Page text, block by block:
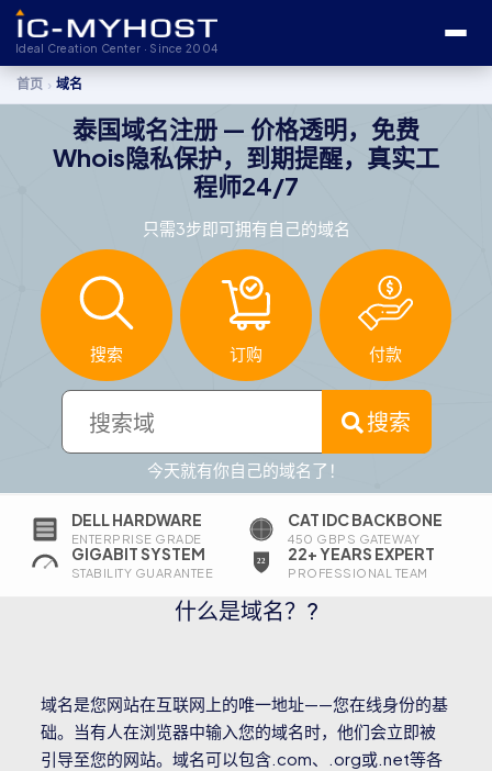
Ideal Creation Center · Since 2004
首页 › 域名
泰国域名注册 — 价格透明，免费
Whois隐私保护，到期提醒，真实工
程师24/7
只需3步即可拥有自己的域名
搜索 订购 付款
搜索
今天就有你自己的域名了！
DELL HARDWARE
ENTERPRISE GRADE
CAT IDC BACKBONE
450 GBPS GATEWAY
GIGABIT SYSTEM
STABILITY GUARANTEE
22+ YEARS EXPERT
PROFESSIONAL TEAM
什么是域名？?
域名是您网站在互联网上的唯一地址——您在线身份的基
础。当有人在浏览器中输入您的域名时，他们会立即被
引导至您的网站。域名可以包含.com、.org或.net等各